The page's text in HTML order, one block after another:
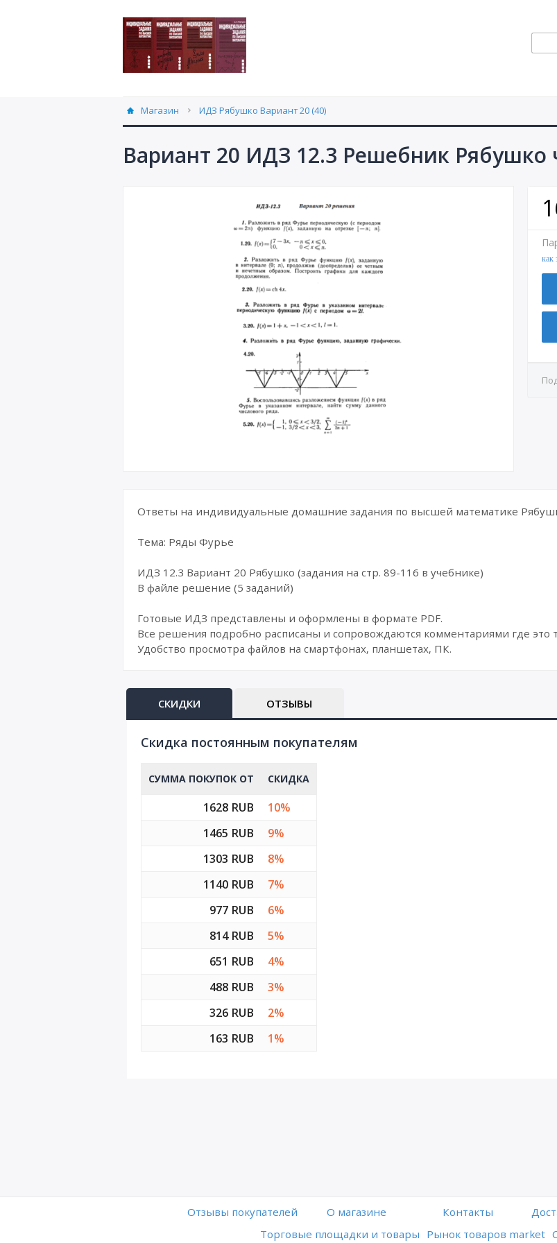
Магазин ИДЗ Рябушко Вариант 20 (40)
Вариант 20 ИДЗ 12.3 Решебник Рябушко
как
Ответы на индивидуальные домашние задания по высшей математике
Тема: Ряды Фурье
ИДЗ 12.3 Вариант 20 Рябушко (задания на стр. 89-116 в учебнике)
В файле решение (5 заданий)
Готовые ИДЗ представлены и оформлены в формате PDF.
Все решения подробно расписаны и сопровождаются комментариями где это
Удобство просмотра файлов на смартфонах, планшетах, ПК.
СКИДКИ ОТЗЫВЫ
Cкидка постоянным покупателям
СУММА ПОКУПОК ОТ СКИДКА
1628 RUB
10%
1465 RUB
9%
1303 RUB
8%
1140 RUB
7%
977 RUB
6%
814 RUB
5%
651 RUB
4%
488 RUB
3%
326 RUB
2%
163 RUB
1%
Отзывы покупателей O магазине Контакты
Торговые площадки и товары Рынок товаров market